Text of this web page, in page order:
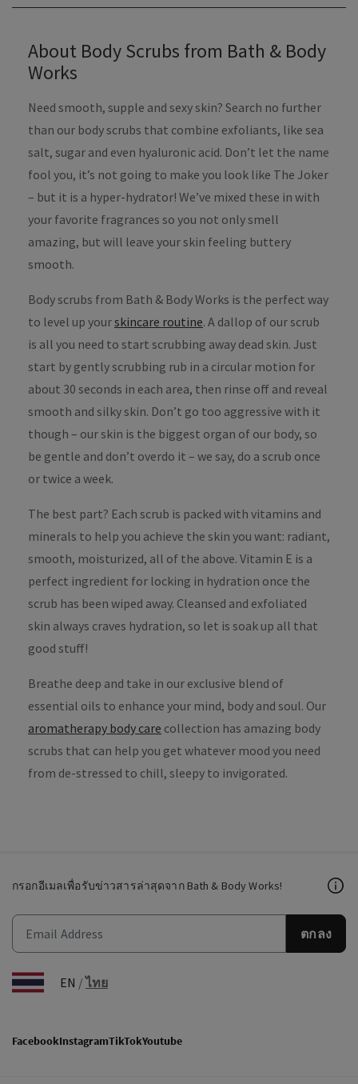
About Body Scrubs from Bath & Body
Works
Need smooth, supple and sexy skin? Search no further
than our body scrubs that combine exfoliants, like sea
salt, sugar and even hyaluronic acid. Don’t let the name
fool you, it’s not going to make you look like The Joker
– but it is a hyper-hydrator! We’ve mixed these in with
your favorite fragrances so you not only smell
amazing, but will leave your skin feeling buttery
smooth.
Body scrubs from Bath & Body Works is the perfect way
to level up yourskincare routine. A dallop of our scrub
is all you need to start scrubbing away dead skin. Just
start by gently scrubbing rub in a circular motion for
about 30 seconds in each area, then rinse off and reveal
smooth and silky skin. Don’t go too aggressive with it
though – our skin is the biggest organ of our body, so
be gentle and don’t overdo it – we say, do a scrub once
or twice a week.
The best part? Each scrub is packed with vitamins and
minerals to help you achieve the skin you want: radiant,
smooth, moisturized, all of the above. Vitamin E is a
perfect ingredient for locking in hydration once the
scrub has been wiped away. Cleansed and exfoliated
skin always craves hydration, so let is soak up all that
good stuff!
Breathe deep and take in our exclusive blend of
essential oils to enhance your mind, body and soul. Our
aromatherapy body care collection has amazing body
scrubs that can help you get whatever mood you need
from de-stressed to chill, sleepy to invigorated.
กรอกอีเมลเพื่อรับข่าวสารล่าสุดจาก Bath & Body Works!
ตกลง
EN /ไทย
FacebookInstagramTikTokYoutube